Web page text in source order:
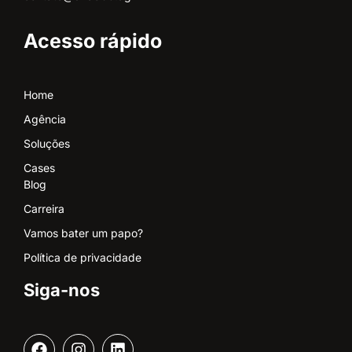
Acesso rápido
Home
Agência
Soluções
Cases
Blog
Carreira
Vamos bater um papo?
Política de privacidade
Siga-nos